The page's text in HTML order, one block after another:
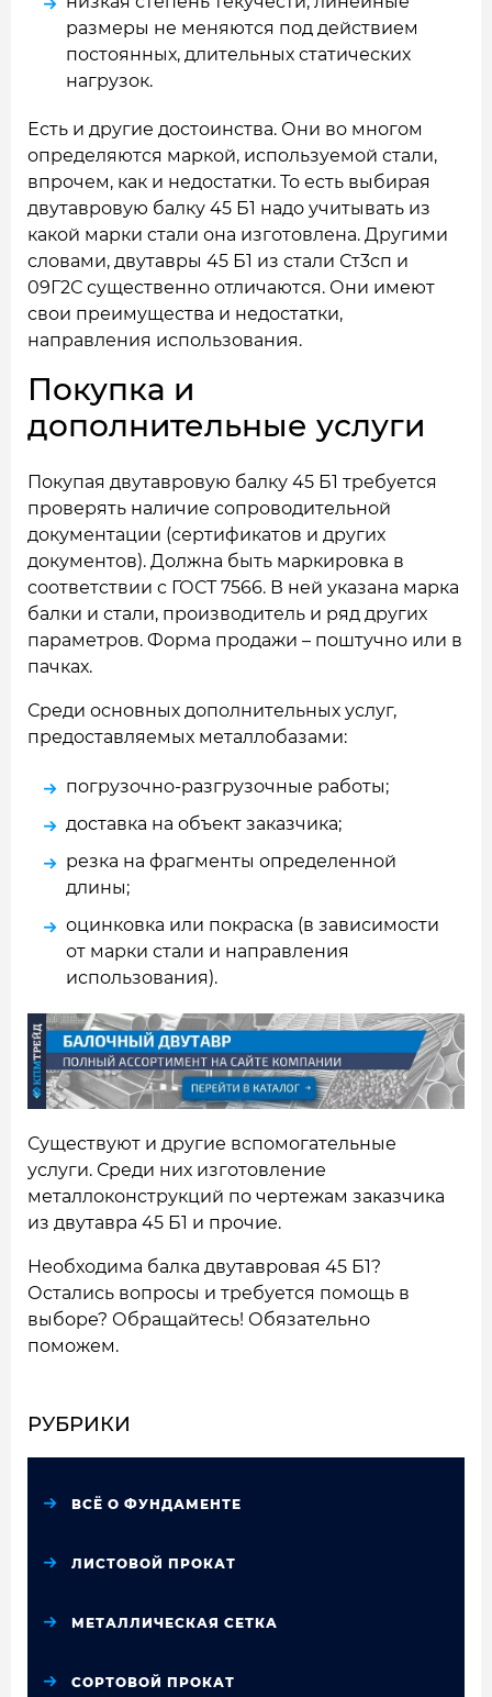
размеры не меняются под действием
постоянных, длительных статических
нагрузок.
Есть и другие достоинства. Они во многом
определяются маркой, используемой стали,
впрочем, как и недостатки. То есть выбирая
двутавровую балку 45 Б1 надо учитывать из
какой марки стали она изготовлена. Другими
словами, двутавры 45 Б1 из стали Ст3сп и
09Г2С существенно отличаются. Они имеют
свои преимущества и недостатки,
направления использования.
Покупка и
дополнительные услуги
Покупая двутавровую балку 45 Б1 требуется
проверять наличие сопроводительной
документации (сертификатов и других
документов). Должна быть маркировка в
соответствии с ГОСТ 7566. В ней указана марка
балки и стали, производитель и ряд других
параметров. Форма продажи – поштучно или в
пачках.
Среди основных дополнительных услуг,
предоставляемых металлобазами:
погрузочно-разгрузочные работы;
доставка на объект заказчика;
резка на фрагменты определенной
длины;
оцинковка или покраска (в зависимости
от марки стали и направления
использования).
Существуют и другие вспомогательные
услуги. Среди них изготовление
металлоконструкций по чертежам заказчика
из двутавра 45 Б1 и прочие.
Необходима балка двутавровая 45 Б1?
Остались вопросы и требуется помощь в
выборе? Обращайтесь! Обязательно
поможем.
РУБРИКИ
ВСЁ О ФУНДАМЕНТЕ
ЛИСТОВОЙ ПРОКАТ
МЕТАЛЛИЧЕСКАЯ СЕТКА
СОРТОВОЙ ПРОКАТ